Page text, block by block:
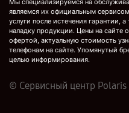
Мы специализируемся на
являемся их официальным
услуги после истечения гарантии,
наладку продукции. Цены на сайте
офертой, актуальную стоимость
телефонам на сайте. Упомянутый
целью информирования.
© Сервисный центр Polaris